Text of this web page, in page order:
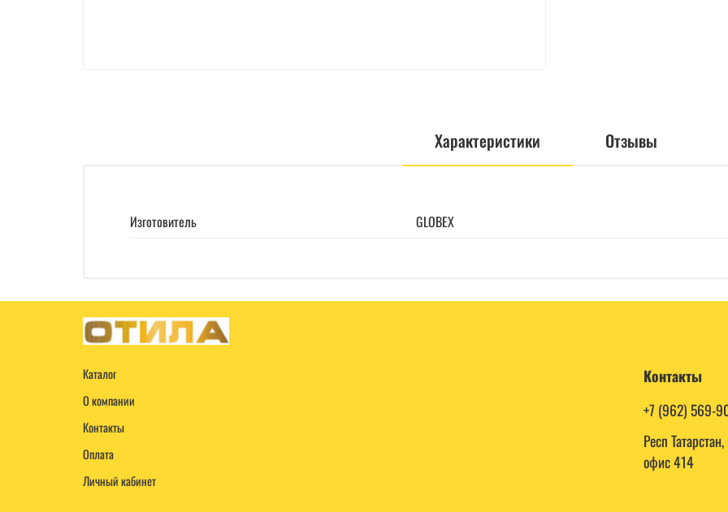
Характеристики Отзывы
Изготовитель GLOBEX
Каталог
О компании
Контакты
Оплата
Личный кабинет
Контакты
+7 (962) 569-
Респ
офис 414